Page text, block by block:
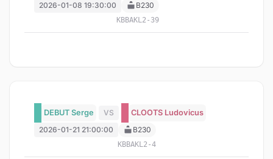
2026-01-08 19:30:00
B230
KBBAKL2-39
DEBUT Serge VS
CLOOTS Ludovicus
2026-01-21 21:00:00
B230
KBBAKL2-4